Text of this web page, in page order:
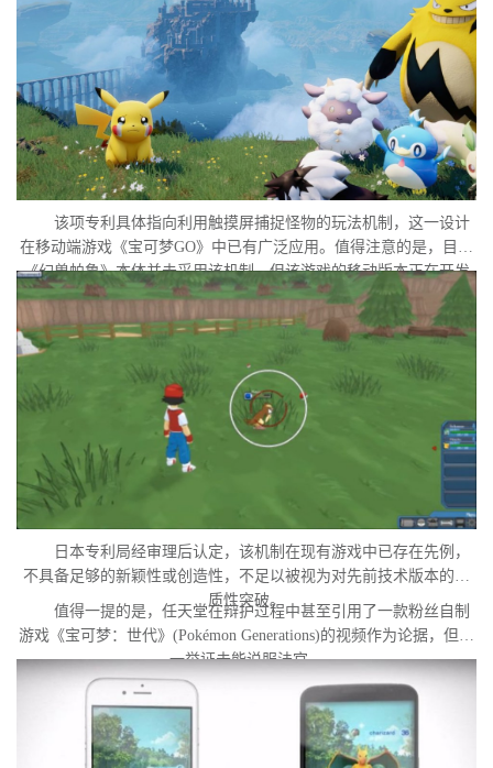
该项专利具体指向利用触摸屏捕捉怪物的玩法机制，这一设计
在移动端游戏《宝可梦GO》中已有广泛应用。值得注意的是，目前
《幻兽帕鲁》本体并未采用该机制，但该游戏的移动版本正在开发
中。外界普遍认为，这很可能是任天堂在当前时间点针对此项专利
发起诉讼的直接原因。
日本专利局经审理后认定，该机制在现有游戏中已存在先例，
不具备足够的新颖性或创造性，不足以被视为对先前技术版本的实
质性突破。
值得一提的是，任天堂在辩护过程中甚至引用了一款粉丝自制
游戏《宝可梦：世代》(Pokémon Generations)的视频作为论据，但这
一举证未能说服法官。